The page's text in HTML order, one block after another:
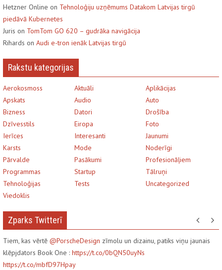
Hetzner Online on Tehnoloģiju uzņēmums Datakom Latvijas tirgū
piedāvā Kubernetes
Juris on TomTom GO 620 – gudrāka navigācija
Rihards on Audi e-tron ienāk Latvijas tirgū
Rakstu kategorijas
Aerokosmoss Aktuāli
Aplikācijas
Apskats
Audio
Auto
Bizness
Datori
Drošība
Dzīvesstils
Eiropa
Foto
Ierīces
Interesanti
Jaunumi
Karsts
Mode
Noderīgi
Pārvalde
Pasākumi
Profesionāļiem
Programmas
Startup
Tālruņi
Tehnoloģijas
Tests
Uncategorized
Viedoklis
Zparks Twitterī
Tiem, kas vērtē @PorscheDesign zīmolu un dizainu, patiks viņu jaunais
klēpjdators Book One : https://t.co/0bQN50uyNs
https://t.co/mbfD97Hpay